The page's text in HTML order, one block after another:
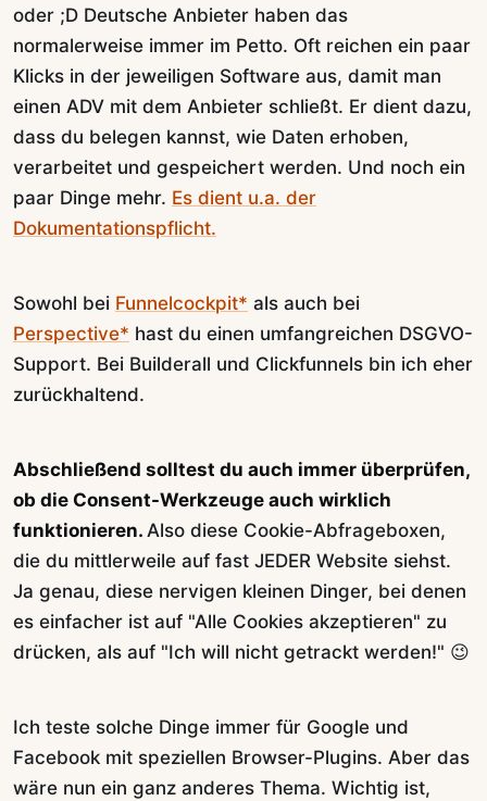
oder ;D Deutsche Anbieter haben das
normalerweise immer im Petto. Oft reichen ein paar
Klicks in der jeweiligen Software aus, damit man
einen ADV mit dem Anbieter schließt. Er dient dazu,
dass du belegen kannst, wie Daten erhoben,
verarbeitet und gespeichert werden. Und noch ein
paar Dinge mehr. Es dient u.a. der
Dokumentationspflicht.
Sowohl bei Funnelcockpit* als auch bei
Perspective* hast du einen umfangreichen DSGVO-
Support. Bei Builderall und Clickfunnels bin ich eher
zurückhaltend.
Abschließend solltest du auch immer überprüfen,
ob die Consent-Werkzeuge auch wirklich
funktionieren. Also diese Cookie-Abfrageboxen,
die du mittlerweile auf fast JEDER Website siehst.
Ja genau, diese nervigen kleinen Dinger, bei denen
es einfacher ist auf "Alle Cookies akzeptieren" zu
drücken, als auf "Ich will nicht getrackt werden!" 😉
Ich teste solche Dinge immer für Google und
Facebook mit speziellen Browser-Plugins. Aber das
wäre nun ein ganz anderes Thema. Wichtig ist,